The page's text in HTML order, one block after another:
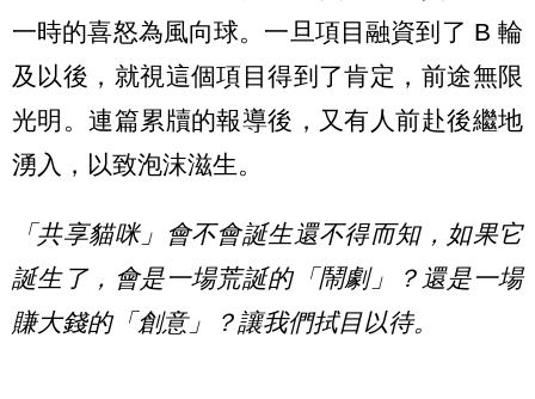
一時的喜怒為風向球。一旦項目融資到了 B 輪
及以後，就視這個項目得到了肯定，前途無限
光明。連篇累牘的報導後，又有人前赴後繼地
湧入，以致泡沫滋生。
「共享貓咪」會不會誕生還不得而知，如果它
誕生了，會是一場荒誕的「鬧劇」？還是一場
賺大錢的「創意」？讓我們拭目以待。